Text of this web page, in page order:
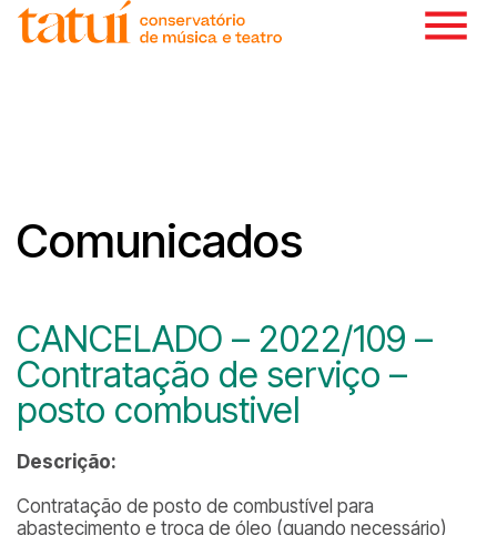
Comunicados
CANCELADO – 2022/109 –
Contratação de serviço –
posto combustivel
Descrição:
Contratação de posto de combustível para
abastecimento e troca de óleo (quando necessário)